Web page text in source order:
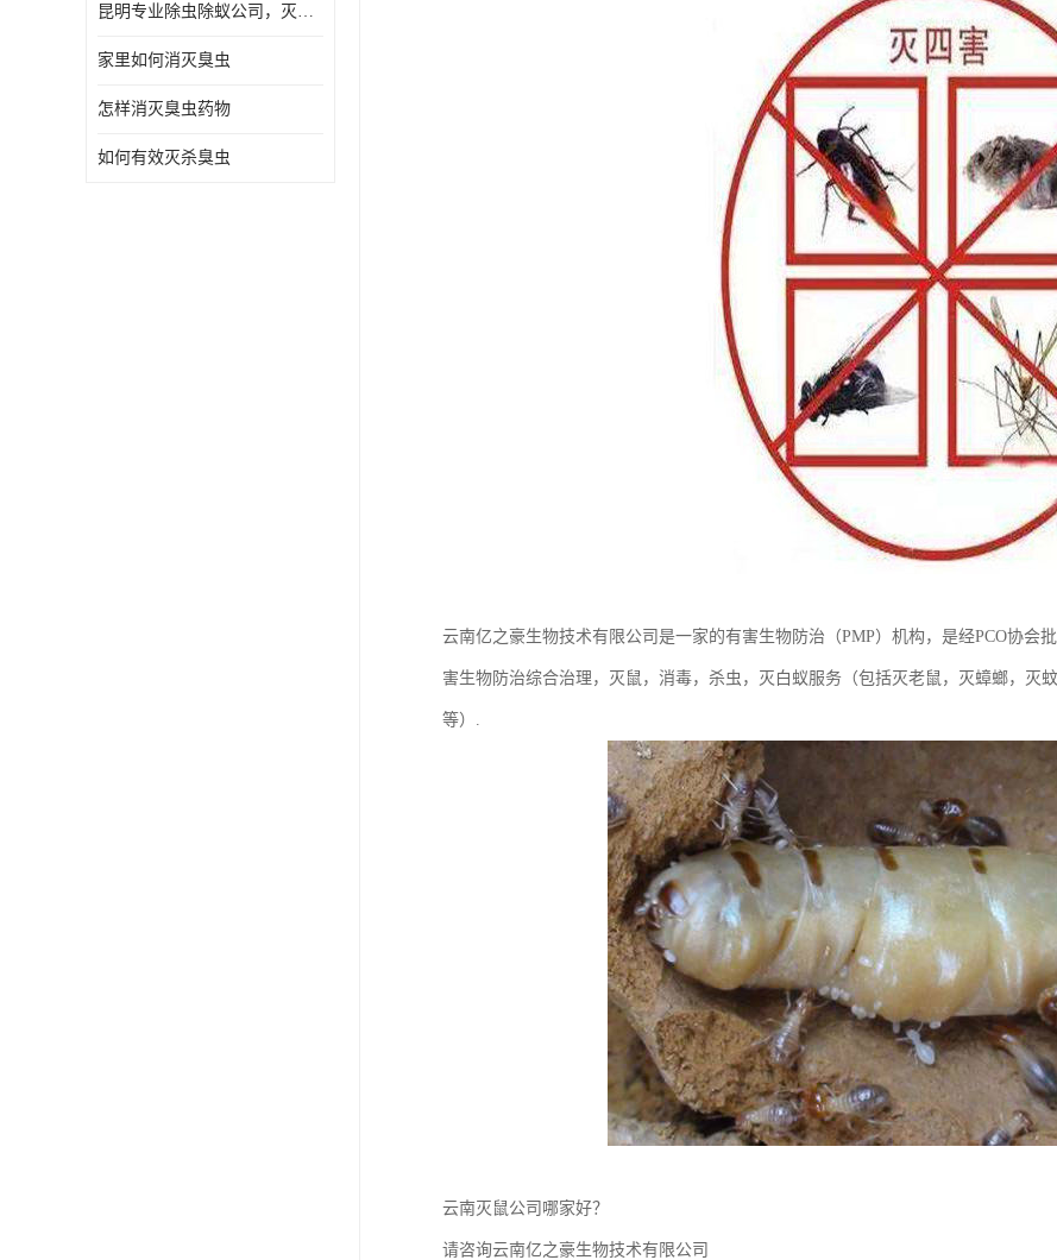
昆明专业除虫除蚁公司，灭鼠，灭蟑螂，灭蚊虫，灭白蚁，灭红火蚁
家里如何消灭臭虫
怎样消灭臭虫药物
如何有效灭杀臭虫
云南亿之豪生物技术有限公司是一家的有害生物防治（PMP）机构，是经PCO协会
害生物防治综合治理，灭鼠，消毒，杀虫，灭白蚁服务（包括灭老鼠，灭蟑螂，灭
等）.
云南灭鼠公司哪家好？
请咨询云南亿之豪生物技术有限公司